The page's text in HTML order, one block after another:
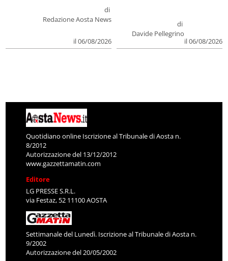
di
Redazione Aosta News
il 06/08/2026
di
Davide Pellegrino
il 06/08/2026
Quotidiano online Iscrizione al Tribunale di Aosta n.
8/2012
Autorizzazione del 13/12/2012
www.gazzettamatin.com
Editore
LG PRESSE S.R.L.
via Festaz, 52 11100 AOSTA
Settimanale del Lunedì. Iscrizione al Tribunale di Aosta n.
9/2002
Autorizzazione del 20/05/2002